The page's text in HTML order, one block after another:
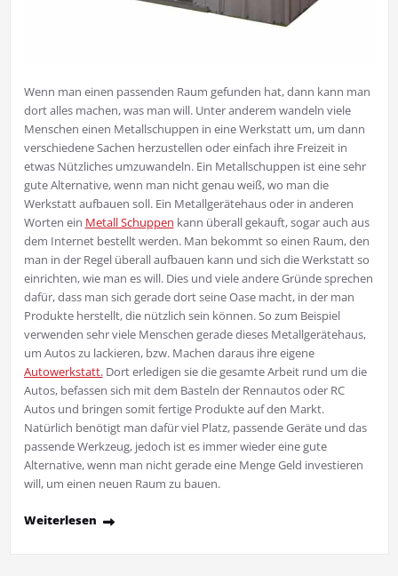
Wenn man einen passenden Raum gefunden hat, dann kann man
dort alles machen, was man will. Unter anderem wandeln viele
Menschen einen Metallschuppen in eine Werkstatt um, um dann
verschiedene Sachen herzustellen oder einfach ihre Freizeit in
etwas Nützliches umzuwandeln. Ein Metallschuppen ist eine sehr
gute Alternative, wenn man nicht genau weiß, wo man die
Werkstatt aufbauen soll. Ein Metallgerätehaus oder in anderen
Worten ein Metall Schuppen kann überall gekauft, sogar auch aus
dem Internet bestellt werden. Man bekommt so einen Raum, den
man in der Regel überall aufbauen kann und sich die Werkstatt so
einrichten, wie man es will. Dies und viele andere Gründe sprechen
dafür, dass man sich gerade dort seine Oase macht, in der man
Produkte herstellt, die nützlich sein können. So zum Beispiel
verwenden sehr viele Menschen gerade dieses Metallgerätehaus,
um Autos zu lackieren, bzw. Machen daraus ihre eigene
Autowerkstatt.Dort erledigen sie die gesamte Arbeit rund um die
Autos, befassen sich mit dem Basteln der Rennautos oder RC
Autos und bringen somit fertige Produkte auf den Markt.
Natürlich benötigt man dafür viel Platz, passende Geräte und das
passende Werkzeug, jedoch ist es immer wieder eine gute
Alternative, wenn man nicht gerade eine Menge Geld investieren
will, um einen neuen Raum zu bauen.
Weiterlesen